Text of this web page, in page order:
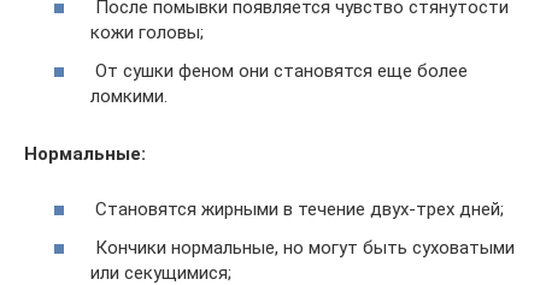
После помывки появляется чувство стянутости
кожи головы;
От сушки феном они становятся еще более
ломкими.
Нормальные:
Становятся жирными в течение двух-трех дней;
Кончики нормальные, но могут быть суховатыми
или секущимися;